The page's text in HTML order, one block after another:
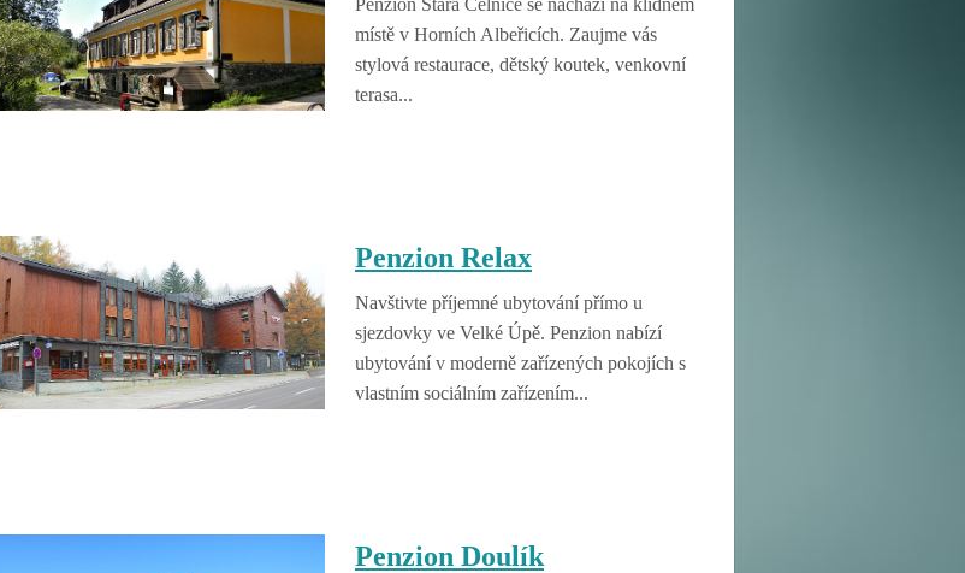
Penzion Stará Celnice se nachází na klidném
místě v Horních Albeřicích. Zaujme vás
stylová restaurace, dětský koutek, venkovní
terasa...
Penzion Relax
Navštivte příjemné ubytování přímo u
sjezdovky ve Velké Úpě. Penzion nabízí
ubytování v moderně zařízených pokojích s
vlastním sociálním zařízením...
Penzion Doulík